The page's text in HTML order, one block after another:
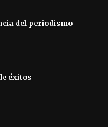
del periodismo
éxitos